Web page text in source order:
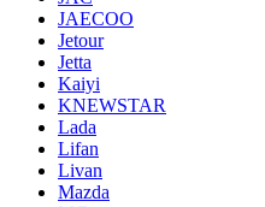
JAECOO
Jetour
Jetta
Kaiyi
KNEWSTAR
Lada
Lifan
Livan
Mazda